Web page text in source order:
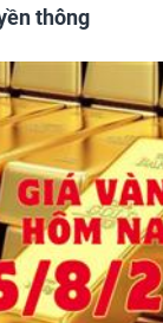
thông